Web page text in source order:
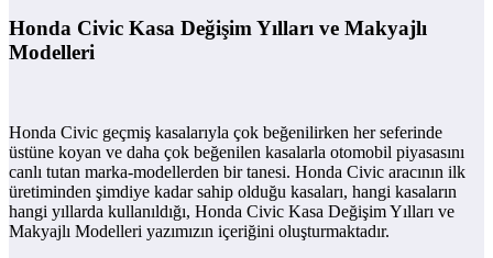
Honda Civic Kasa Değişim Yılları ve Makyajlı
Modelleri
Honda Civic geçmiş kasalarıyla çok beğenilirken her seferinde
üstüne koyan ve daha çok beğenilen kasalarla otomobil piyasasını
canlı tutan marka-modellerden bir tanesi. Honda Civic aracının ilk
üretiminden şimdiye kadar sahip olduğu kasaları, hangi kasaların
hangi yıllarda kullanıldığı, Honda Civic Kasa Değişim Yılları ve
Makyajlı Modelleri yazımızın içeriğini oluşturmaktadır.